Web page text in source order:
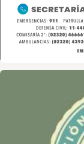
Asociación de